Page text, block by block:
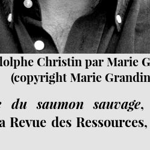
Christin par Marie
(copyright Marie
du saumon sauvage,
Revue des